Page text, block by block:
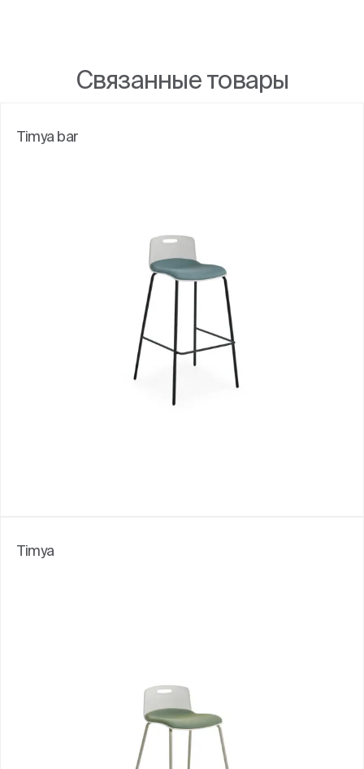
Связанные товары
Timya bar
Timya